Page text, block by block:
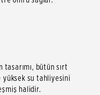
tasarımı, bütün sırt
yüksek su tahliyesini
halidir.